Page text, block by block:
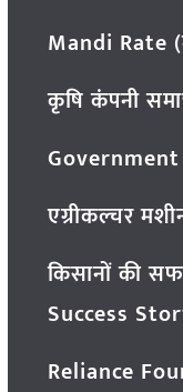
Mandi Rate
कृषि कंपनी
Government
एग्रीकल्चर
किसानों की
Success
Reliance